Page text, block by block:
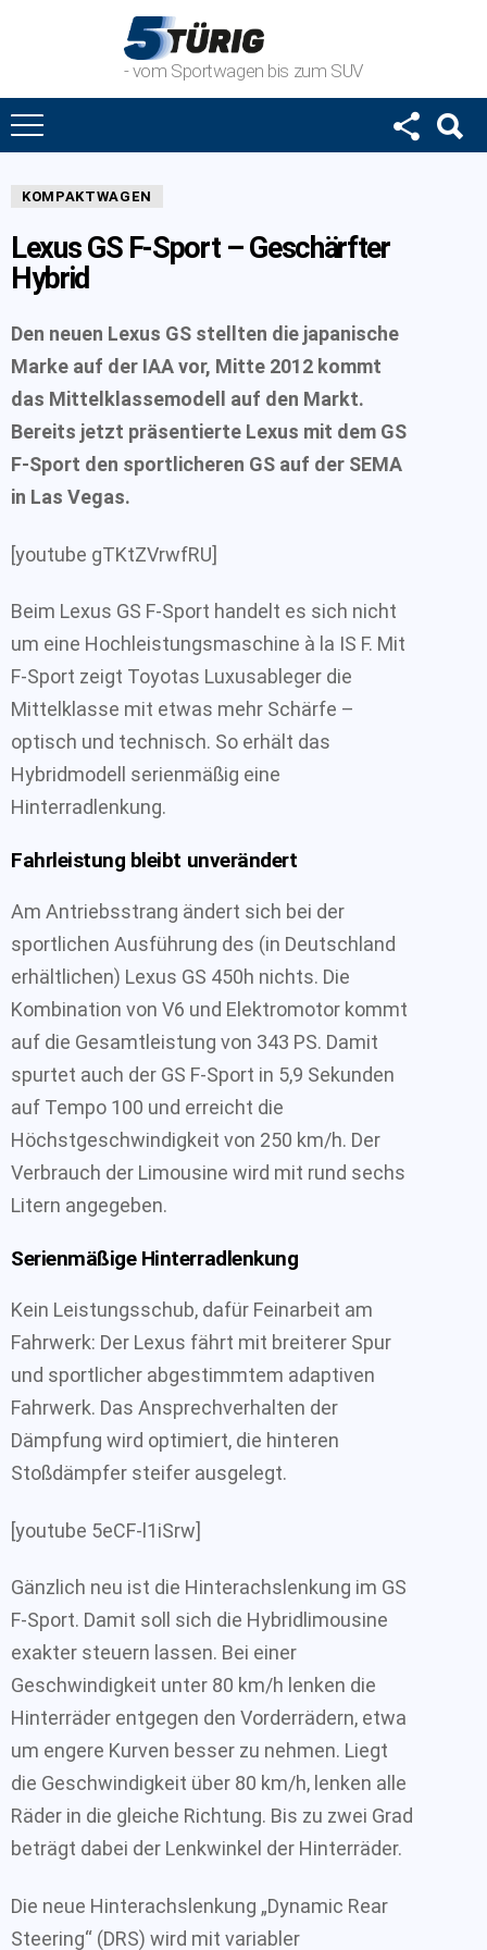
- vom Sportwagen bis zum SUV
KOMPAKTWAGEN
Lexus GS F-Sport – Geschärfter
Hybrid
Den neuen Lexus GS stellten die japanische
Marke auf der IAA vor, Mitte 2012 kommt
das Mittelklassemodell auf den Markt.
Bereits jetzt präsentierte Lexus mit dem GS
F-Sport den sportlicheren GS auf der SEMA
in Las Vegas.
[youtube gTKtZVrwfRU]
Beim Lexus GS F-Sport handelt es sich nicht
um eine Hochleistungsmaschine à la IS F. Mit
F-Sport zeigt Toyotas Luxusableger die
Mittelklasse mit etwas mehr Schärfe –
optisch und technisch. So erhält das
Hybridmodell serienmäßig eine
Hinterradlenkung.
Fahrleistung bleibt unverändert
Am Antriebsstrang ändert sich bei der
sportlichen Ausführung des (in Deutschland
erhältlichen) Lexus GS 450h nichts. Die
Kombination von V6 und Elektromotor kommt
auf die Gesamtleistung von 343 PS. Damit
spurtet auch der GS F-Sport in 5,9 Sekunden
auf Tempo 100 und erreicht die
Höchstgeschwindigkeit von 250 km/h. Der
Verbrauch der Limousine wird mit rund sechs
Litern angegeben.
Serienmäßige Hinterradlenkung
Kein Leistungsschub, dafür Feinarbeit am
Fahrwerk: Der Lexus fährt mit breiterer Spur
und sportlicher abgestimmtem adaptiven
Fahrwerk. Das Ansprechverhalten der
Dämpfung wird optimiert, die hinteren
Stoßdämpfer steifer ausgelegt.
[youtube 5eCF-l1iSrw]
Gänzlich neu ist die Hinterachslenkung im GS
F-Sport. Damit soll sich die Hybridlimousine
exakter steuern lassen. Bei einer
Geschwindigkeit unter 80 km/h lenken die
Hinterräder entgegen den Vorderrädern, etwa
um engere Kurven besser zu nehmen. Liegt
die Geschwindigkeit über 80 km/h, lenken alle
Räder in die gleiche Richtung. Bis zu zwei Grad
beträgt dabei der Lenkwinkel der Hinterräder.
Die neue Hinterachslenkung „Dynamic Rear
Steering“ (DRS) wird mit variabler